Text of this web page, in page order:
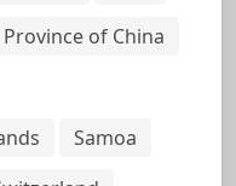
Province of China
Samoa